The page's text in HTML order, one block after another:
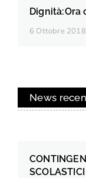
Dignità:Ora
6 Ottobre 2018
News